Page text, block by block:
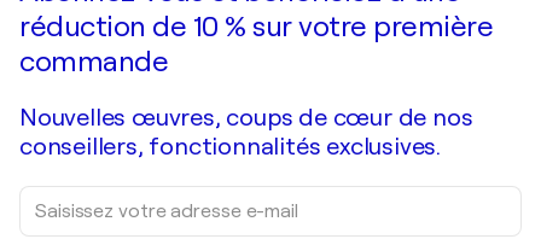
réduction de 10 % sur votre première
commande
Nouvelles œuvres, coups de cœur de nos
conseillers, fonctionnalités exclusives.